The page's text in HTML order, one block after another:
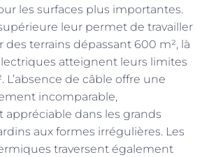
les surfaces plus importantes.
leur permet de travailler
terrains dépassant 600 m², là
atteignent leurs limites
L’absence de câble offre une
incomparable,
dans les grands
aux formes irrégulières. Les
traversent également